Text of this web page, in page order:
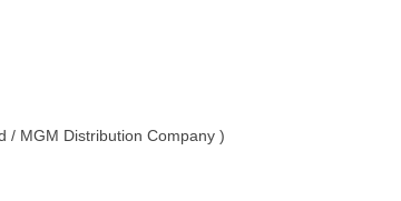
/ MGM Distribution Company )